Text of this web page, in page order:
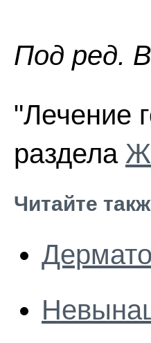
Пoд peд.
"Лечение
раздела
Читайте